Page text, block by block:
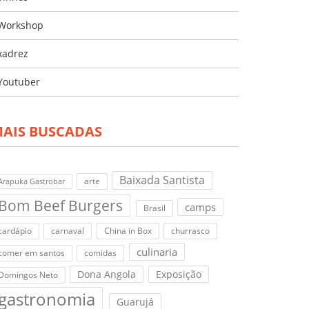
BUSCADAS
Gastrobar arte Baixada Santista
Beef Burgers Brasil camps
carnaval China in Box
churrasco
em santos
comidas culinaria
Neto Dona Angola Exposição
Guarujá